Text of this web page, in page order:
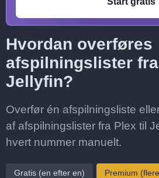
Hvordan overføres
afspilningslister
Jellyfin?
Overfør én afspilningsliste
af afspilningslister fra Plex til
hvert nummer manuelt.
Gratis (en efter en) Premium